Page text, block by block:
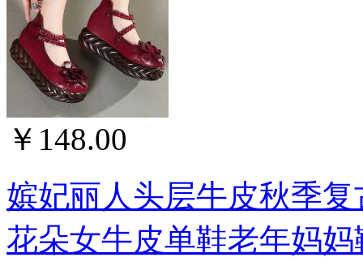
￥148.00
嫔妃丽人头层牛皮秋季
花朵女牛皮单鞋老年妈